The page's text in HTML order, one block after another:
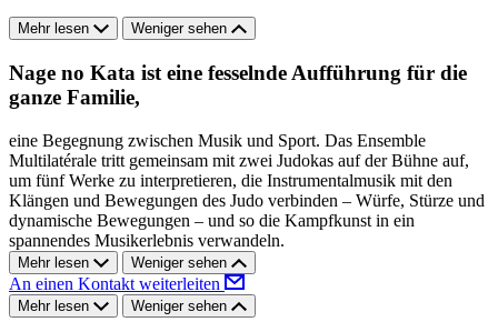
Mehr lesen Weniger sehen
Nage no Kata ist eine fesselnde Aufführung für die
ganze Familie,
eine Begegnung zwischen Musik und Sport. Das Ensemble
Multilatérale tritt gemeinsam mit zwei Judokas auf der Bühne auf,
um fünf Werke zu interpretieren, die Instrumentalmusik mit den
Klängen und Bewegungen des Judo verbinden – Würfe, Stürze und
dynamische Bewegungen – und so die Kampfkunst in ein
spannendes Musikerlebnis verwandeln.
Mehr lesen Weniger sehen
An einen Kontakt weiterleiten
Mehr lesen Weniger sehen